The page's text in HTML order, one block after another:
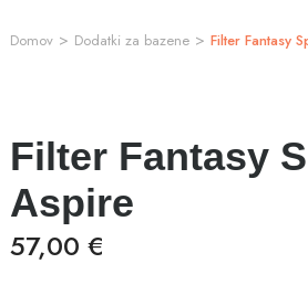
Domov > Dodatki za bazene > Filter Fantasy
Filter Fantasy
Aspire
57,00 €